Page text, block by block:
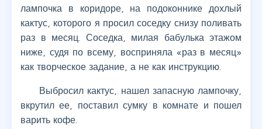
лампочка в коридоре, на подоконнике дохлый
кактус, которого я просил соседку снизу поливать
раз в месяц. Соседка, милая бабулька этажом
ниже, судя по всему, восприняла «раз в месяц»
как творческое задание, а не как инструкцию.
Выбросил кактус, нашел запасную лампочку,
вкрутил ее, поставил сумку в комнате и пошел
варить кофе.